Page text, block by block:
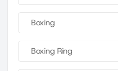
Boxing
Boxing Ring